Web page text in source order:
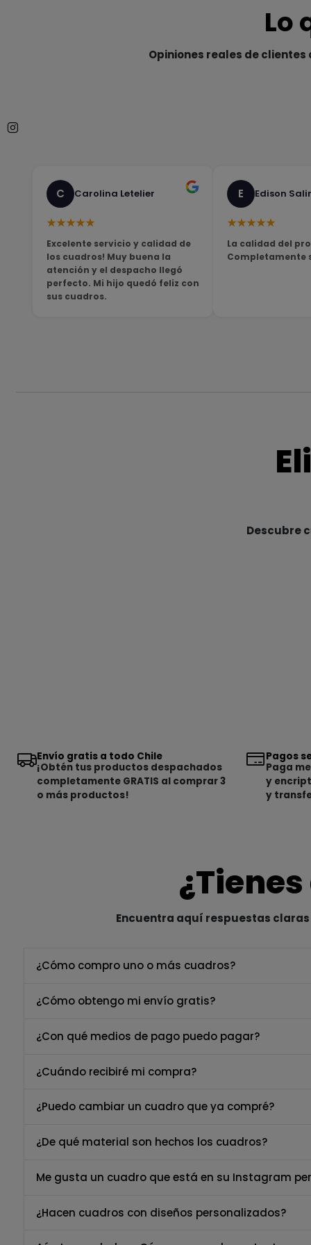
Lo
Opiniones reales de
C Carolina Letelier
★★★★★
Excelente servicio y calidad de
los cuadros! Muy buena la
atención y el despacho llegó
perfecto. Mi hijo quedó feliz con
sus cuadros.
E Edison
★★★★★
La calidad del
Completamente
Descubre
Envío gratis a todo Chile
¡Obtén tus productos despachados
completamente GRATIS al comprar 3
o más productos!
Pagos
Paga
y
y
Encuentra aquí respuestas
¿Cómo compro uno o más cuadros?
¿Cómo obtengo mi envío gratis?
¿Con qué medios de pago puedo pagar?
¿Cuándo recibiré mi compra?
¿Puedo cambiar un cuadro que ya compré?
¿De qué material son hechos los cuadros?
Me gusta un cuadro que está en su Instagram
¿Hacen cuadros con diseños personalizados?